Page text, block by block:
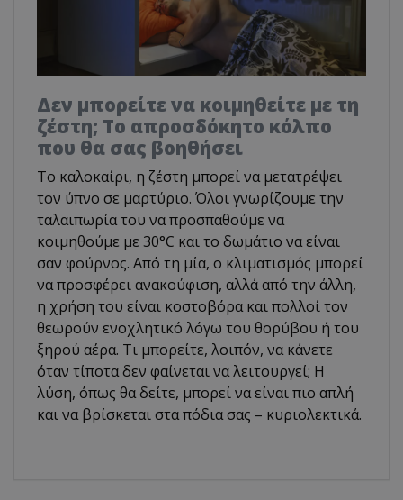
Δεν μπορείτε να κοιμηθείτε με τη
ζέστη; Το απροσδόκητο κόλπο
που θα σας βοηθήσει
Το καλοκαίρι, η ζέστη μπορεί να μετατρέψει
τον ύπνο σε μαρτύριο. Όλοι γνωρίζουμε την
ταλαιπωρία του να προσπαθούμε να
κοιμηθούμε με 30°C και το δωμάτιο να είναι
σαν φούρνος. Από τη μία, ο κλιματισμός μπορεί
να προσφέρει ανακούφιση, αλλά από την άλλη,
η χρήση του είναι κοστοβόρα και πολλοί τον
θεωρούν ενοχλητικό λόγω του θορύβου ή του
ξηρού αέρα. Τι μπορείτε, λοιπόν, να κάνετε
όταν τίποτα δεν φαίνεται να λειτουργεί; Η
λύση, όπως θα δείτε, μπορεί να είναι πιο απλή
και να βρίσκεται στα πόδια σας – κυριολεκτικά.